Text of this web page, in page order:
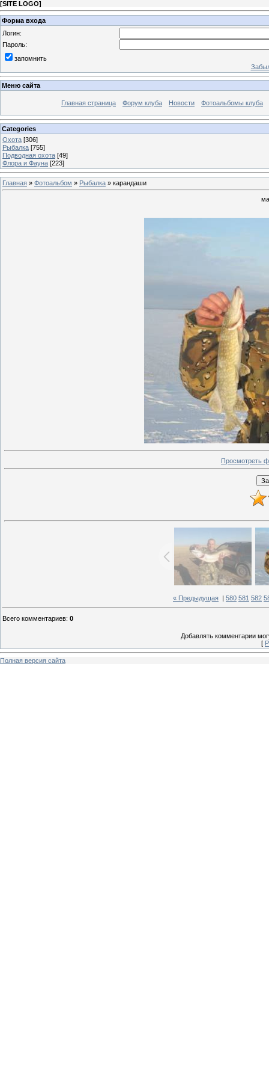
[SITE LOGO]
Форма входа
Логин:
Пароль:
запомнить
Меню сайта
Главная страница Форум клуба Новости Фотоальбомы клуба
Categories
Охота [306]
Рыбалка [755]
Подводная охота [49]
Флора и Фауна [223]
Главная » Фотоальбом » Рыбалка » карандаши
Просмотреть
« Предыдущая 580 581 582
Всего комментариев: 0
Добавлять комментарии
[
Полная версия сайта